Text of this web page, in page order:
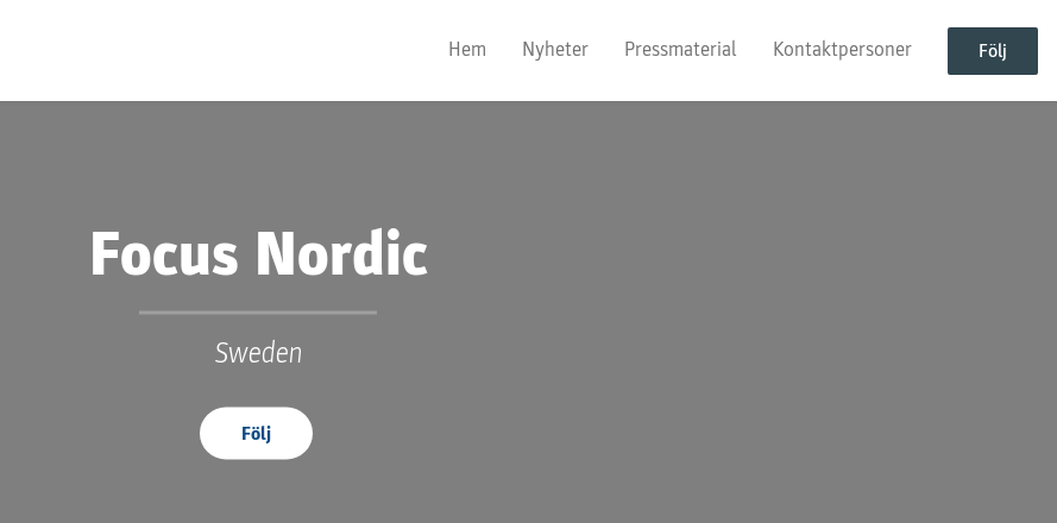
Hem Nyheter Pressmaterial Kontaktpersoner Följ
Focus Nordic
Sweden
Följ